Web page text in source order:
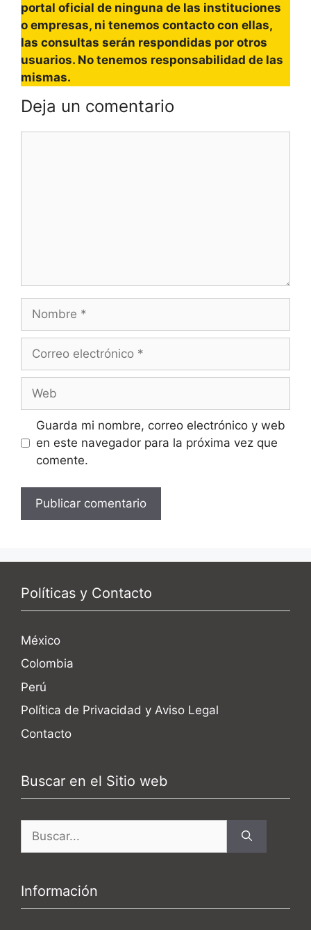
portal oficial de ninguna de las instituciones
o empresas, ni tenemos contacto con ellas,
las consultas serán respondidas por otros
usuarios. No tenemos responsabilidad de las
mismas.
Deja un comentario
Nombre
Correo
Web
Guarda mi nombre, correo electrónico y web
en este navegador para la próxima vez que
comente.
Políticas y Contacto
México
Colombia
Perú
Política de Privacidad y Aviso Legal
Contacto
Buscar en el Sitio web
Información